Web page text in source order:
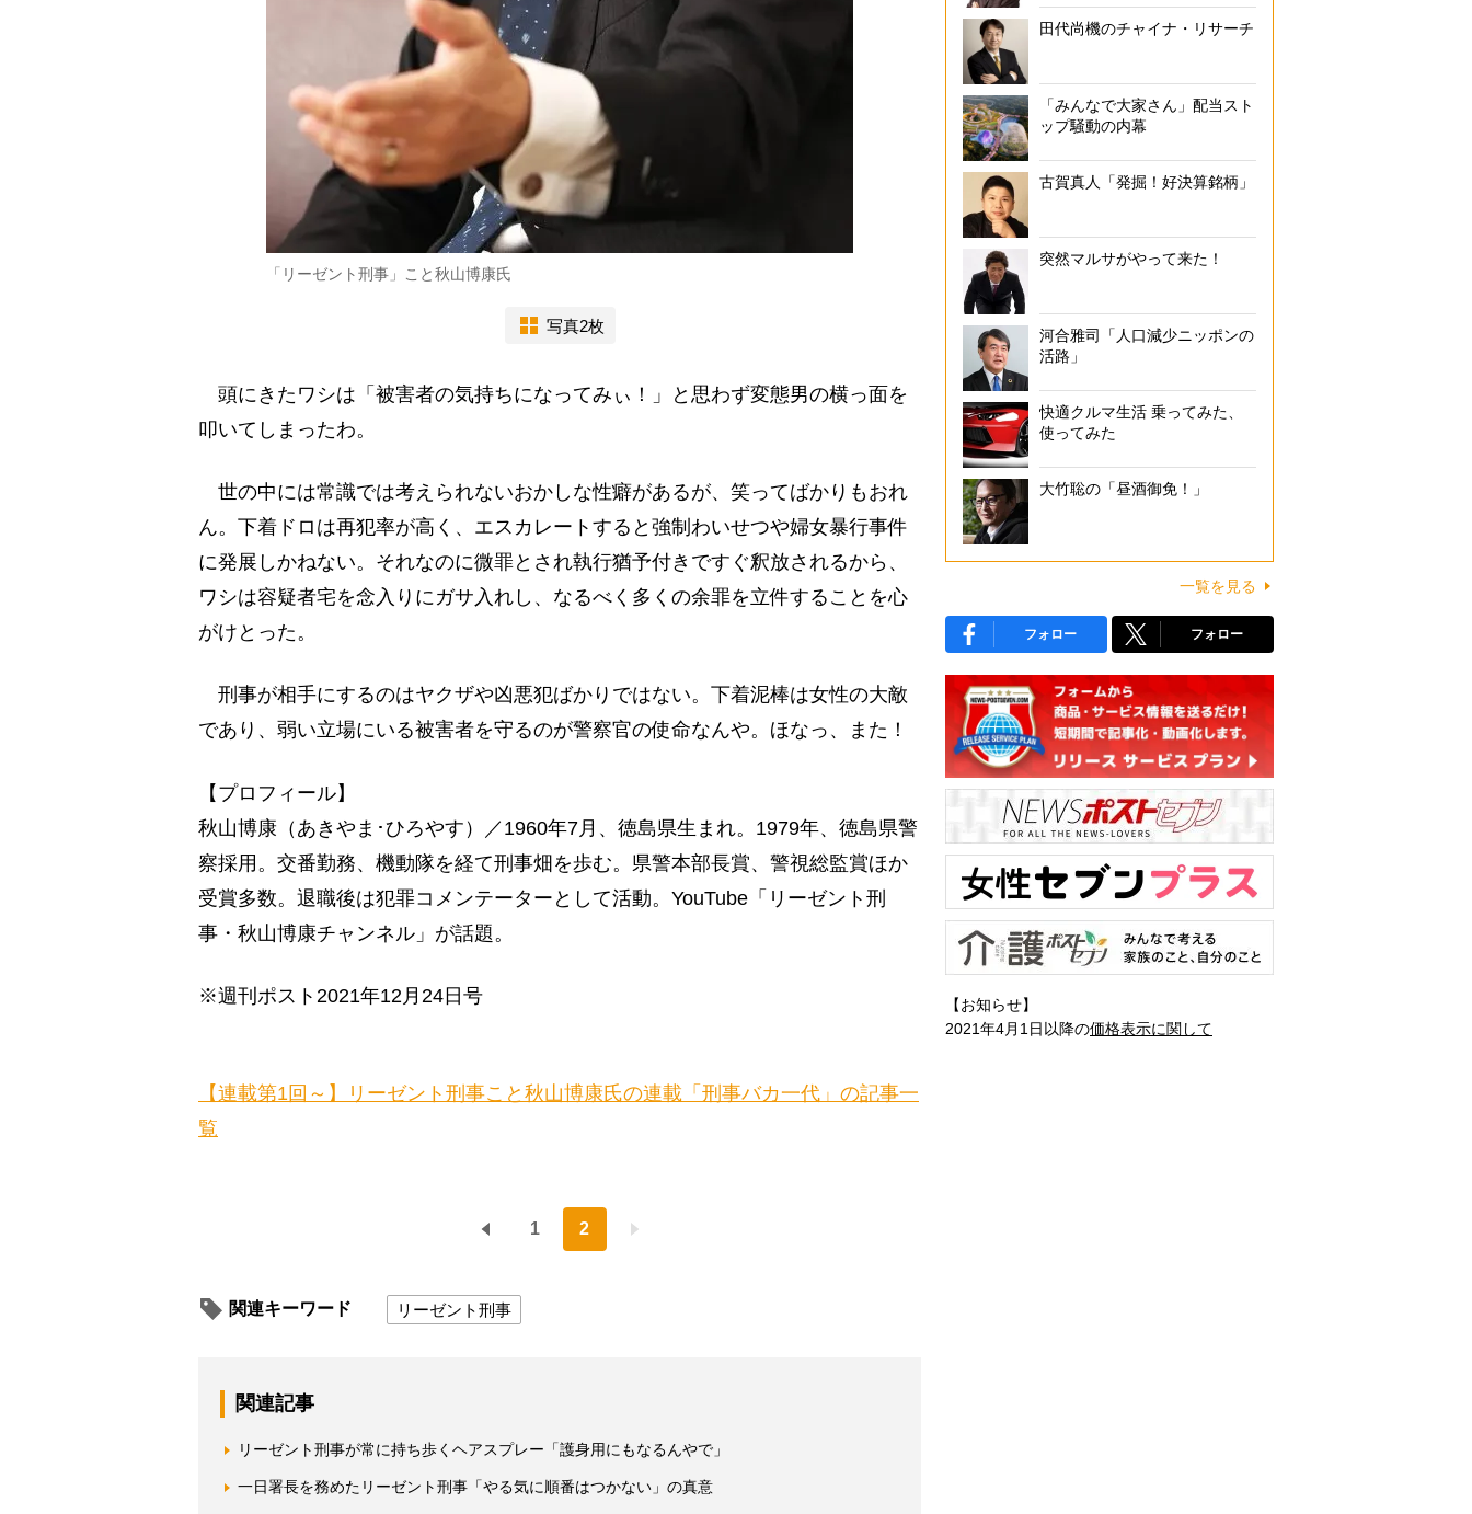
「リーゼント刑事」こと秋山博康氏
写真2枚
頭にきたワシは「被害者の気持ちになってみぃ！」と思わず変態男の横っ面を
叩いてしまったわ。
世の中には常識では考えられないおかしな性癖があるが、笑ってばかりもおれ
ん。下着ドロは再犯率が高く、エスカレートすると強制わいせつや婦女暴行事件
に発展しかねない。それなのに微罪とされ執行猶予付きですぐ釈放されるから、
ワシは容疑者宅を念入りにガサ入れし、なるべく多くの余罪を立件することを心
がけとった。
刑事が相手にするのはヤクザや凶悪犯ばかりではない。下着泥棒は女性の大敵
であり、弱い立場にいる被害者を守るのが警察官の使命なんや。ほなっ、また！
【プロフィール】
秋山博康（あきやま･ひろやす）／1960年7月、徳島県生まれ。1979年、徳島県警
察採用。交番勤務、機動隊を経て刑事畑を歩む。県警本部長賞、警視総監賞ほか
受賞多数。退職後は犯罪コメンテーターとして活動。YouTube「リーゼント刑
事・秋山博康チャンネル」が話題。
※週刊ポスト2021年12月24日号
【連載第1回～】リーゼント刑事こと秋山博康氏の連載「刑事バカ一代」の記事一
覧
1 2
関連キーワード リーゼント刑事
関連記事
リーゼント刑事が常に持ち歩くヘアスプレー「護身用にもなるんやで」
一日署長を務めたリーゼント刑事「やる気に順番はつかない」の真意
田代尚機のチャイナ・リサーチ
「みんなで大家さん」配当スト
ップ騒動の内幕
古賀真人「発掘！好決算銘柄」
突然マルサがやって来た！
河合雅司「人口減少ニッポンの
活路」
快適クルマ生活 乗ってみた、
使ってみた
大竹聡の「昼酒御免！」
一覧を見る
フォロー フォロー
【お知らせ】
2021年4月1日以降の価格表示に関して